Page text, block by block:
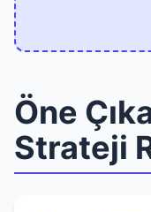
Öne
Strateji